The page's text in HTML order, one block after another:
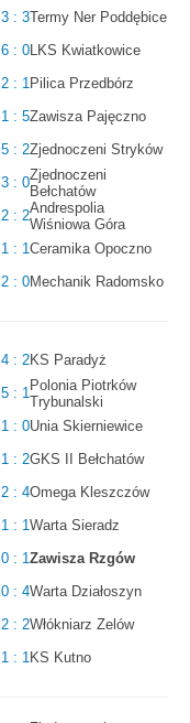
3 : 3Termy Ner Poddębice
6 : 0LKS Kwiatkowice
2 : 1Pilica Przedbórz
1 : 5Zawisza Pajęczno
5 : 2Zjednoczeni Stryków
3 : 0Zjednoczeni
Bełchatów
2 : 2Andrespolia
Wiśniowa Góra
1 : 1Ceramika Opoczno
2 : 0Mechanik Radomsko
4 : 2KS Paradyż
5 : 1Polonia Piotrków
Trybunalski
1 : 0Unia Skierniewice
1 : 2GKS II Bełchatów
2 : 4Omega Kleszczów
1 : 1Warta Sieradz
0 : 1Zawisza Rzgów
0 : 4Warta Działoszyn
2 : 2Włókniarz Zelów
1 : 1KS Kutno